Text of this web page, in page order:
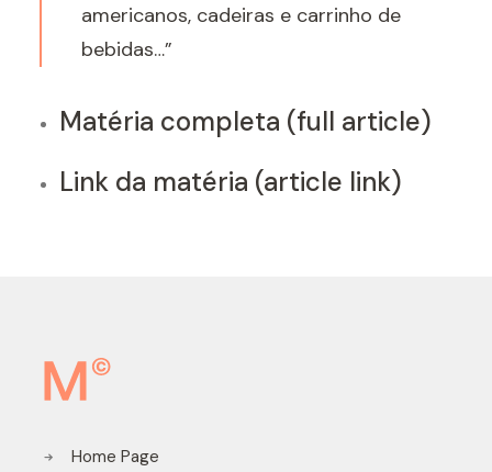
americanos, cadeiras e carrinho de
bebidas…”
Matéria completa (full article)
Link da matéria (article link)
Home Page